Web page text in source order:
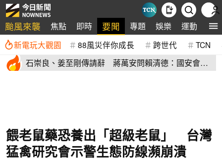
颱風來襲 焦點 即時 要聞 專題 娛樂 運動 全
新電玩大觀園 88風災伴你成長 跨世代 TCN
石崇良、姜至剛傳請辭 蔣萬安問賴清德：國安會議
餵老鼠藥恐養出「超級老鼠」 台灣
猛禽研究會示警生態防線瀕崩潰